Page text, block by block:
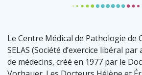
Le Centre Médical de Pathologie de
SELAS (Société d’exercice libéral
de médecins, créé en 1977 par le